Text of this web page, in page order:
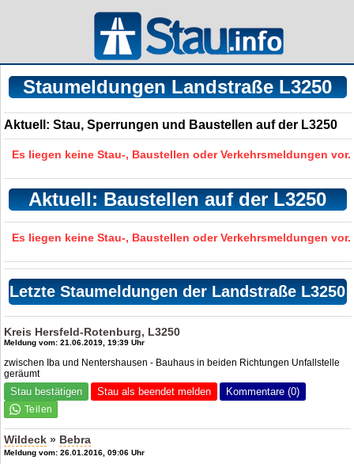
Staumeldungen Landstraße L3250
Aktuell: Stau, Sperrungen und Baustellen auf der L3250
Es liegen keine Stau-, Baustellen oder Verkehrsmeldungen vor.
Aktuell: Baustellen auf der L3250
Es liegen keine Stau-, Baustellen oder Verkehrsmeldungen vor.
Letzte Staumeldungen der Landstraße L3250
Kreis Hersfeld-Rotenburg, L3250
Meldung vom: 21.06.2019, 19:39 Uhr
zwischen Iba und Nentershausen - Bauhaus in beiden Richtungen Unfallstelle
geräumt
Stau bestätigen Stau als beendet melden Kommentare (0)
Wildeck » Bebra
Meldung vom: 26.01.2016, 09:06 Uhr